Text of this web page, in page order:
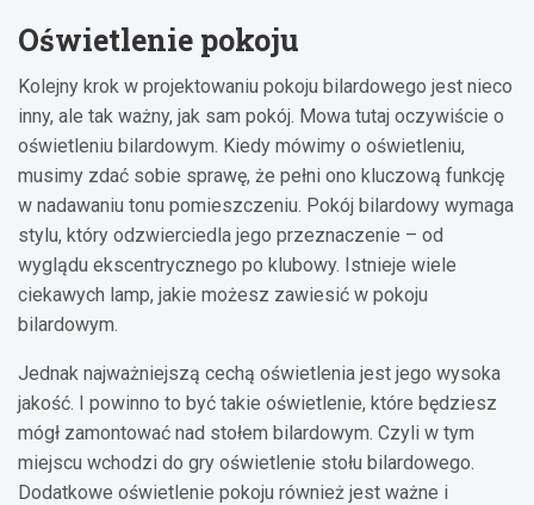
Oświetlenie pokoju
Kolejny krok w projektowaniu pokoju bilardowego jest nieco
inny, ale tak ważny, jak sam pokój. Mowa tutaj oczywiście o
oświetleniu bilardowym. Kiedy mówimy o oświetleniu,
musimy zdać sobie sprawę, że pełni ono kluczową funkcję
w nadawaniu tonu pomieszczeniu. Pokój bilardowy wymaga
stylu, który odzwierciedla jego przeznaczenie – od
wyglądu ekscentrycznego po klubowy. Istnieje wiele
ciekawych lamp, jakie możesz zawiesić w pokoju
bilardowym.
Jednak najważniejszą cechą oświetlenia jest jego wysoka
jakość. I powinno to być takie oświetlenie, które będziesz
mógł zamontować nad stołem bilardowym. Czyli w tym
miejscu wchodzi do gry oświetlenie stołu bilardowego.
Dodatkowe oświetlenie pokoju również jest ważne i